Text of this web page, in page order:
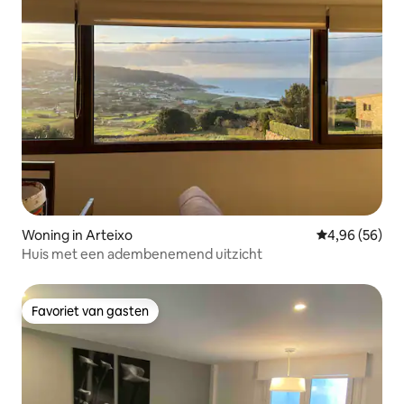
Woning in Arteixo Gemiddelde
4,96 (56)
Huis met een adembenemend uitzicht
Favoriet van gasten
Favoriet van gasten